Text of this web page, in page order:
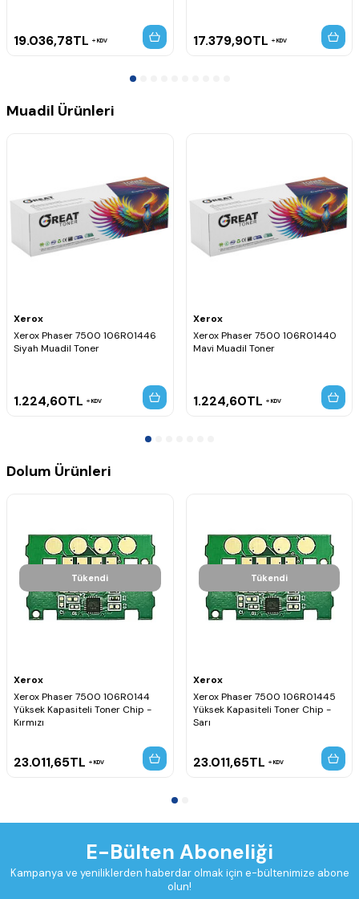
19.036,78TL KDV 17.379,90TL KDV
Muadil Ürünleri
Xerox
Xerox Phaser 7500 106R01446
Siyah Muadil Toner
1.224,60TL KDV
Xerox
Xerox Phaser 7500 106R01440
Mavi Muadil Toner
1.224,60TL KDV
Dolum Ürünleri
Tükendi
Xerox
Xerox Phaser 7500 106R0144
Yüksek Kapasiteli Toner Chip -
Kırmızı
23.011,65TL KDV
Tükendi
Xerox
Xerox Phaser 7500 106R01445
Yüksek Kapasiteli Toner Chip -
Sarı
23.011,65TL KDV
E-Bülten Aboneliği
Kampanya ve yeniliklerden haberdar olmak için e-bültenimize abone
olun!